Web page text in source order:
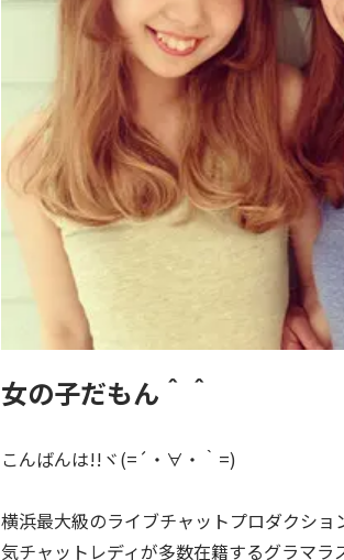
女の子だもん＾＾
こんばんは!!ヾ(=´・∀・｀=)
横浜最大級のライブチャットプロダクショ
気チャットレディが多数在籍するグラマラ